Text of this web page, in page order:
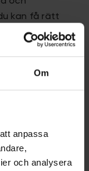
Om
att anpassa
och analysera
kan få rätt
tandläkaren
boka in dig
vara
av ingrepp